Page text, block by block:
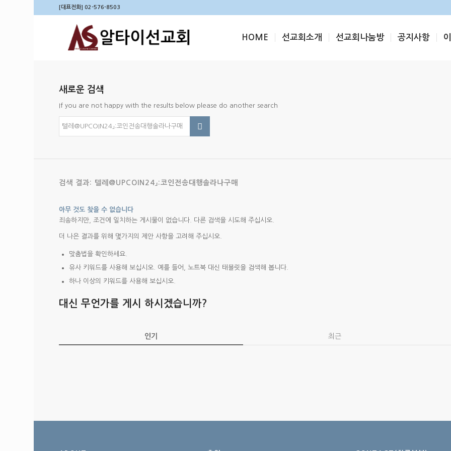
[대표전화] 02-576-8503
HOME 선교회소개 선교회나눔방 공지사항
새로운 검색
If you are not happy with the results below please do another search
검색 결과: 텔레@UPCOIN24」:코인전송대행솔라나구매
아무 것도 찾을 수 없습니다
죄송하지만, 조건에 일치하는 게시물이 없습니다. 다른 검색을 시도해 주십시오.
더 나은 결과를 위해 몇가지의 제안 사항을 고려해 주십시오.
맞춤법을 확인하세요.
유사 키워드를 사용해 보십시오. 예를 들어, 노트북 대신 태블릿을 검색해 봅니다.
하나 이상의 키워드를 사용해 보십시오.
대신 무언가를 게시 하시겠습니까?
인기 최근